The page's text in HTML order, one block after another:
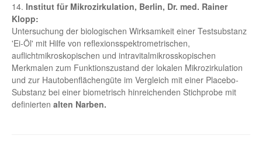
14. Institut für Mikrozirkulation, Berlin, Dr. med. Rainer
Klopp:
Untersuchung der biologischen Wirksamkeit einer Testsubstanz
'Ei-Öl' mit Hilfe von reflexionsspektrometrischen,
auflichtmikroskopischen und intravitalmikrosskopischen
Merkmalen zum Funktionszustand der lokalen Mikrozirkulation
und zur Hautobenflächengüte im Vergleich mit einer Placebo-
Substanz bei einer biometrisch hinreichenden Stichprobe mit
definierten alten Narben.